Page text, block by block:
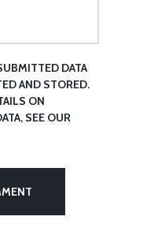
DATA
AND STORED.
ON
SEE OUR